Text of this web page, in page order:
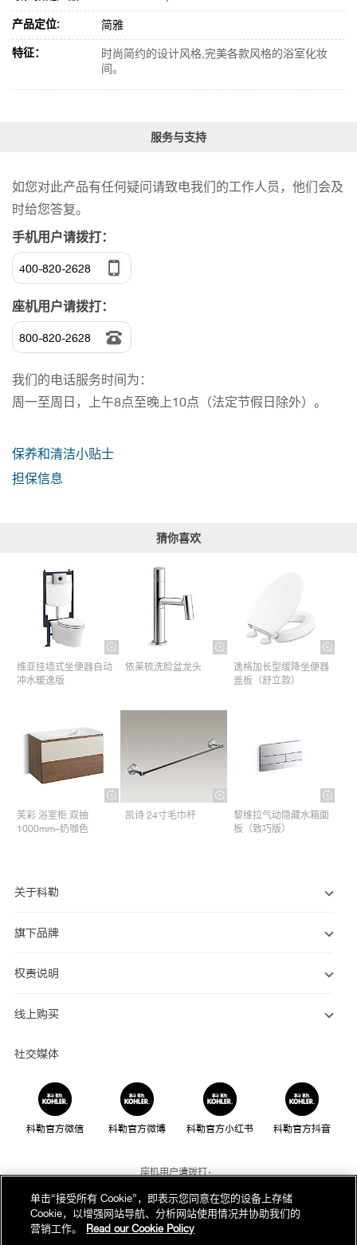
产品定位: 简雅
特征：
时尚简约的设计风格,完美各款风格的浴室化妆
间。
服务与支持
如您对此产品有任何疑问请致电我们的工作人员，他们会及
时给您答复。
手机用户请拨打：
400-820-2628
座机用户请拨打：
800-820-2628
我们的电话服务时间为：
周一至周日，上午8点至晚上10点（法定节假日除外）。
保养和清洁小贴士
担保信息
猜你喜欢
维亚挂墙式坐便器自动
冲水暖逸版
依莱梳洗脸盆龙头
逸格加长型缓降坐便器
盖板（舒立款）
芙彩 浴室柜 双抽
1000mm–奶咖色
凯诗 24寸毛巾杆​
黎维拉气动隐藏水箱面
板（致巧版）
关于科勒
旗下品牌
权责说明
线上购买
社交媒体
科勒官方微信 科勒官方微博 科勒官方小红书 科勒官方抖音
座机用户请拨打：
800-820-2628
手机用户请拨打：
400-820-2628
单击“接受所有 Cookie”，即表示您同意在您的设备上存储
Cookie，以增强网站导航、分析网站使用情况并协助我们的
营销工作。
Read our Cookie Policy